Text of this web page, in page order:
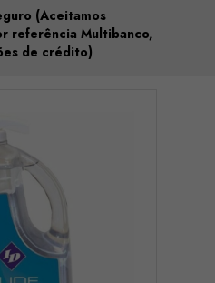
(Aceitamos
referência Multibanco,
de crédito)